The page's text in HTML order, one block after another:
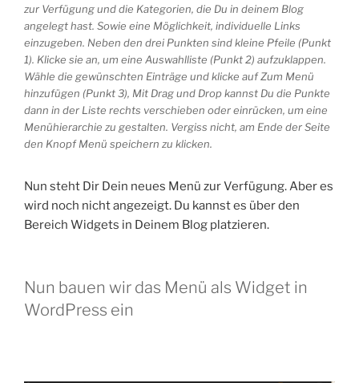
zur Verfügung und die Kategorien, die Du in deinem Blog
angelegt hast. Sowie eine Möglichkeit, individuelle Links
einzugeben. Neben den drei Punkten sind kleine Pfeile (Punkt
1). Klicke sie an, um eine Auswahlliste (Punkt 2) aufzuklappen.
Wähle die gewünschten Einträge und klicke auf Zum Menü
hinzufügen (Punkt 3), Mit Drag und Drop kannst Du die Punkte
dann in der Liste rechts verschieben oder einrücken, um eine
Menühierarchie zu gestalten. Vergiss nicht, am Ende der Seite
den Knopf Menü speichern zu klicken.
Nun steht Dir Dein neues Menü zur Verfügung. Aber es
wird noch nicht angezeigt. Du kannst es über den
Bereich Widgets in Deinem Blog platzieren.
Nun bauen wir das Menü als Widget in
WordPress ein